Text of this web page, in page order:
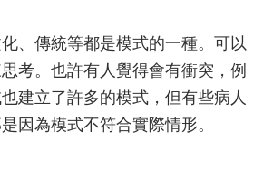
傳統等都是模式的一種。可以
考。也許有人覺得會有衝突，例
建立了許多的模式，但有些病人
因為模式不符合實際情形。